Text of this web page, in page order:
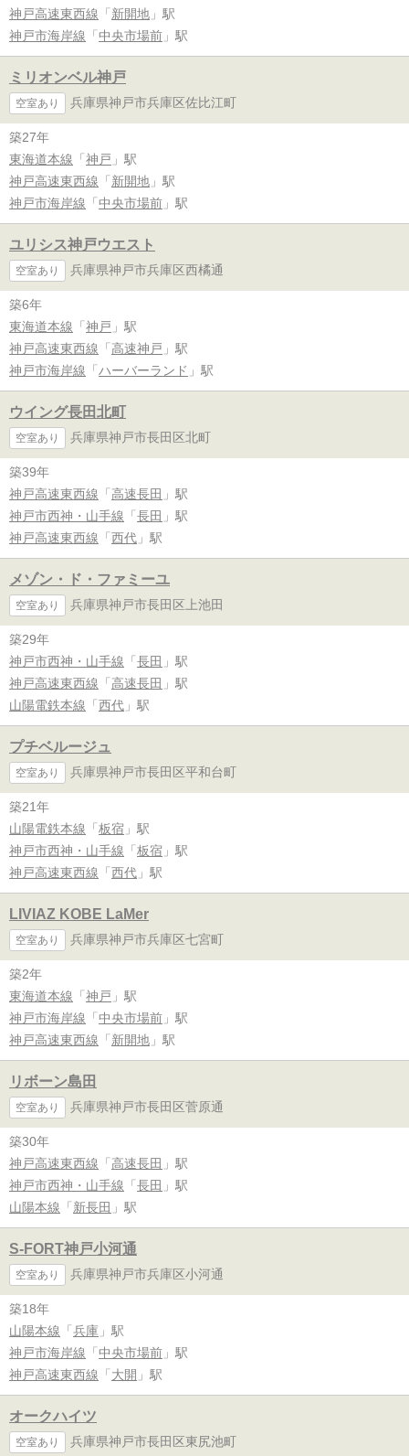
神戸高速東西線 「 新開地 」駅
神戸市海岸線 「 中央市場前 」駅
ミリオンベル神戸
空室あり 兵庫県神戸市兵庫区佐比江町
築27年
東海道本線 「 神戸 」駅
神戸高速東西線 「 新開地 」駅
神戸市海岸線 「 中央市場前 」駅
ユリシス神戸ウエスト
空室あり 兵庫県神戸市兵庫区西橘通
築6年
東海道本線 「 神戸 」駅
神戸高速東西線 「 高速神戸 」駅
神戸市海岸線 「 ハーバーランド 」駅
ウイング長田北町
空室あり 兵庫県神戸市長田区北町
築39年
神戸高速東西線 「 高速長田 」駅
神戸市西神・山手線 「 長田 」駅
神戸高速東西線 「 西代 」駅
メゾン・ド・ファミーユ
空室あり 兵庫県神戸市長田区上池田
築29年
神戸市西神・山手線 「 長田 」駅
神戸高速東西線 「 高速長田 」駅
山陽電鉄本線 「 西代 」駅
プチベルージュ
空室あり 兵庫県神戸市長田区平和台町
築21年
山陽電鉄本線 「 板宿 」駅
神戸市西神・山手線 「 板宿 」駅
神戸高速東西線 「 西代 」駅
LIVIAZ KOBE LaMer
空室あり 兵庫県神戸市兵庫区七宮町
築2年
東海道本線 「 神戸 」駅
神戸市海岸線 「 中央市場前 」駅
神戸高速東西線 「 新開地 」駅
リボーン島田
空室あり 兵庫県神戸市長田区菅原通
築30年
神戸高速東西線 「 高速長田 」駅
神戸市西神・山手線 「 長田 」駅
山陽本線 「 新長田 」駅
S-FORT神戸小河通
空室あり 兵庫県神戸市兵庫区小河通
築18年
山陽本線 「 兵庫 」駅
神戸市海岸線 「 中央市場前 」駅
神戸高速東西線 「 大開 」駅
オークハイツ
空室あり 兵庫県神戸市長田区東尻池町